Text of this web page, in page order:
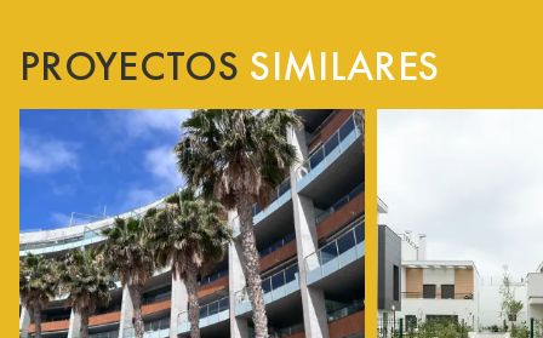
PROYECTOS SIMILARES